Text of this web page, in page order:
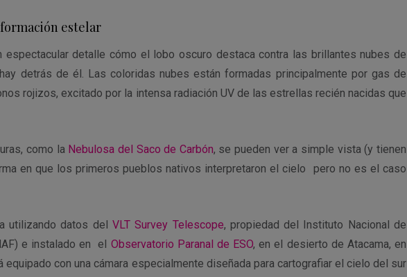
estelar
espectacular detalle cómo el lobo oscuro destaca contra las brillantes nubes de
detrás de él. Las coloridas nubes están formadas principalmente por gas de
rojizos, excitado por la intensa radiación UV de las estrellas recién nacidas que
como la Nebulosa del Saco de Carbón, se pueden ver a simple vista (y tienen
en que los primeros pueblos nativos interpretaron el cielo pero no es el caso
utilizando datos del VLT Survey Telescope, propiedad del Instituto Nacional de
e instalado en el Observatorio Paranal de ESO, en el desierto de Atacama, en
equipado con una cámara especialmente diseñada para cartografiar el cielo del sur